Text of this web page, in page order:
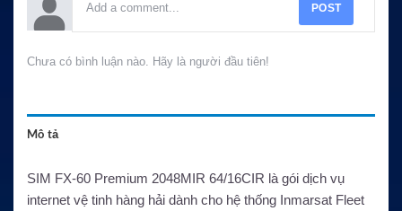
POST
Chưa có bình luận nào. Hãy là người đầu tiên!
Mô tả
SIM FX-60 Premium 2048MIR 64/16CIR là gói dịch vụ
internet vệ tinh hàng hải dành cho hệ thống Inmarsat Fleet